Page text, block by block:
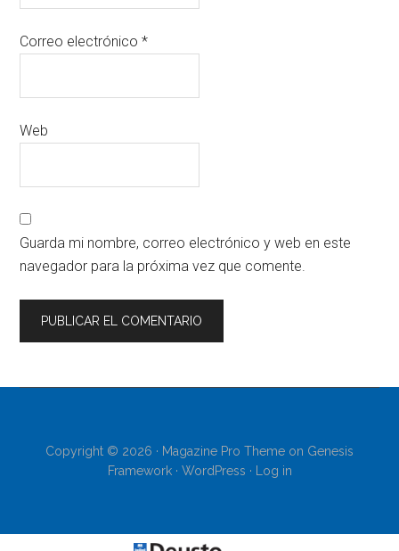
Correo electrónico*
Web
Guarda mi nombre, correo electrónico y web en este
navegador para la próxima vez que comente.
Copyright © 2026 · Magazine Pro Theme on Genesis
Framework· WordPress · Log in